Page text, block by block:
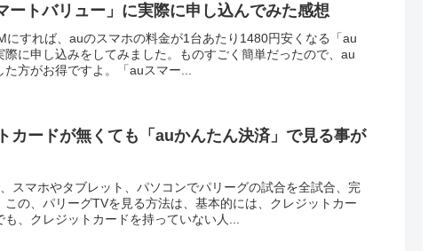
ートバリュー」に実際に申し込んでみた感想
にすれば、auのスマホの料金が1台あたり1480円安くなる「au
際に申し込みをしてみました。ものすごく簡単だったので、au
方がお得ですよ。「auスマー...
カードが無くても「auかんたん決済」で見る事が
スマホやタブレット、パソコンでパリーグの試合を全試合、完
の、パリーグTVを見る方法は、基本的には、クレジットカー
、クレジットカードを持っていない人...